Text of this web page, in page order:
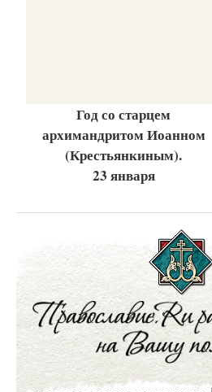
Год со старцем
архимандритом Иоанном
(Крестьянкиным).
23 января